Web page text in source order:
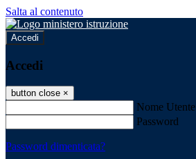
Salta al contenuto
Accedi
Accedi
button close ×
Nome Utente
Password
Password dimenticata?